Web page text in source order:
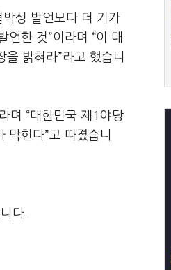
박성 발언보다 더 기가
언한 것”이라며 “이 대
밝혀라”라고 했습니
며 “대한민국 제1야당
막힌다”고 따졌습니
다.